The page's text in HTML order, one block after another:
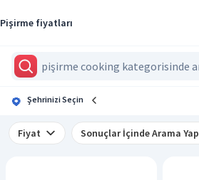
Pişirme fiyatları
Şehrinizi Seçin
Fiyat Sonuçlar İçinde Arama Yap